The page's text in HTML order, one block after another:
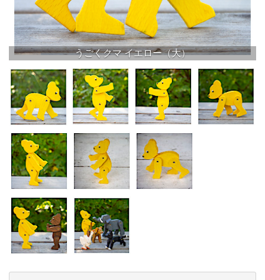
うごくクマ イエロー（大）